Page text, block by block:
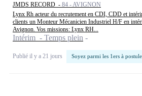
JMDS RECORD - 84 - AVIGNON
Lynx Rh acteur du recrutement en CDI, CDD et
clients un Monteur Mécanicien Industriel H/F en
Avignon. Vos missions: Lynx RH...
Intérim - Temps plein
Publié il y a 21 jours Soyez parmi les 1ers à